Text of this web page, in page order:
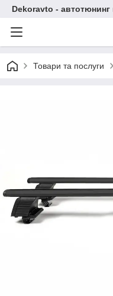
Dekoravto - автотюнинг
Товари та послуги